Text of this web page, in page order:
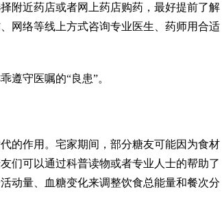
附近药店或者网上药店购药，最好提前了解
网络等线上方式咨询专业医生、药师用合适
遵守医嘱的“良患”。
的作用。宅家期间，部分糖友可能因为食材
们可以通过科普读物或者专业人士的帮助了
动量、血糖变化来调整饮食总能量和餐次分